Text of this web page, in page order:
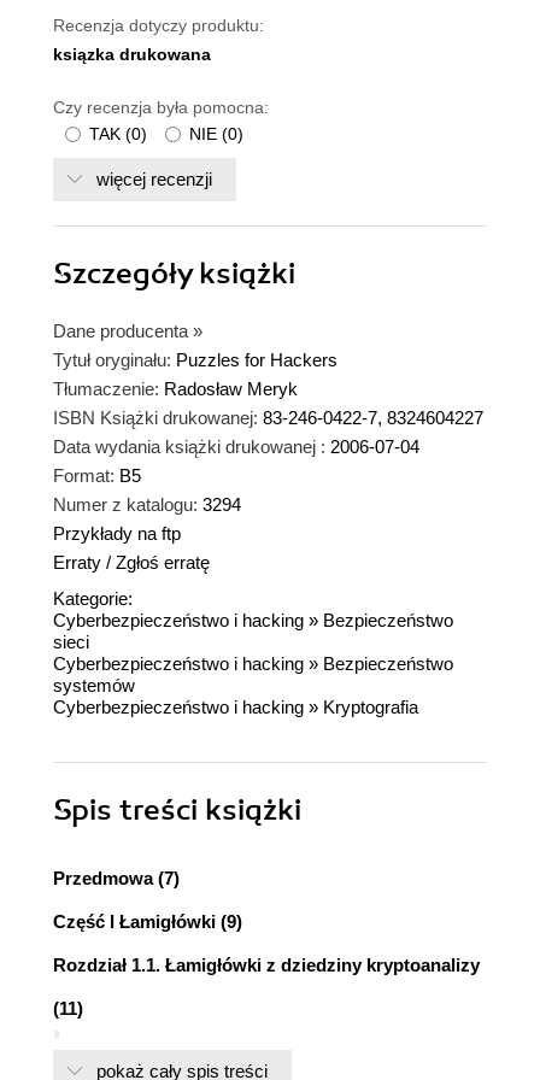
Recenzja dotyczy produktu:
ksiązka drukowana
Czy recenzja była pomocna:
TAK (0) NIE (0)
więcej recenzji
Szczegółyksiążki
Dane producenta »
Tytuł oryginału: Puzzles for Hackers
Tłumaczenie: Radosław Meryk
ISBN Książki drukowanej: 83-246-0422-7, 8324604227
Data wydania książki drukowanej : 2006-07-04
Format: B5
Numer z katalogu: 3294
Przykłady na ftp
Erraty / Zgłoś erratę
Kategorie:
Cyberbezpieczeństwo i hacking » Bezpieczeństwo
sieci
Cyberbezpieczeństwo i hacking » Bezpieczeństwo
systemów
Cyberbezpieczeństwo i hacking » Kryptografia
Spis treści książki
Przedmowa (7)
Część I Łamigłówki (9)
Rozdział 1.1. Łamigłówki z dziedziny kryptoanalizy
(11)
1.1.2. Gil Bates i Cool Crypto (12)
pokaż cały spis treści